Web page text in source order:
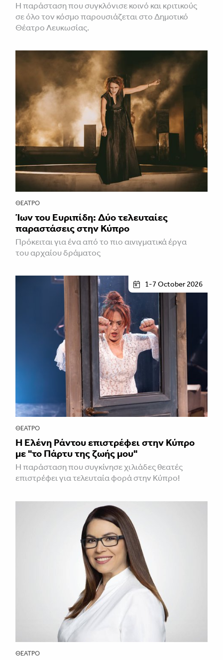
Η παράσταση που συγκλόνισε κοινό και κριτικούς
σε όλο τον κόσμο παρουσιάζεται στο Δημοτικό
Θέατρο Λευκωσίας.
ΘΈΑΤΡΟ
Ίων του Ευριπίδη: Δύο τελευταίες
παραστάσεις στην Κύπρο
Πρόκειται για ένα από το πιο αινιγματικά έργα
του αρχαίου δράματος
1-7 October 2026
ΘΈΑΤΡΟ
H Ελένη Ράντου επιστρέφει στην Κύπρο
με "το Πάρτυ της ζωής μου"
Η παράσταση που συγκίνησε χιλιάδες θεατές
επιστρέφει για τελευταία φορά στην Κύπρο!
ΘΈΑΤΡΟ